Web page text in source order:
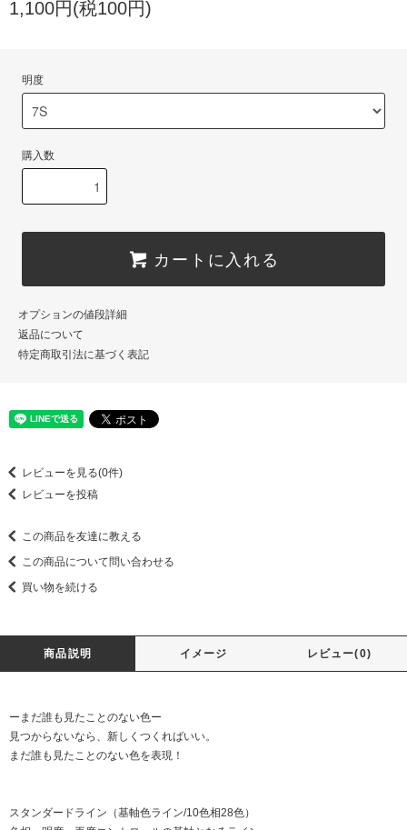
1,100円(税100円)
明度
購入数
カートに入れる
オプションの値段詳細
返品について
特定商取引法に基づく表記
レビューを見る(0件)
レビューを投稿
この商品を友達に教える
この商品について問い合わせる
買い物を続ける
商品説明 イメージ レビュー(0)
ーまだ誰も見たことのない色ー
見つからないなら、新しくつくればいい。
まだ誰も見たことのない色を表現！
スタンダードライン（基軸色ライン/10色相28色）